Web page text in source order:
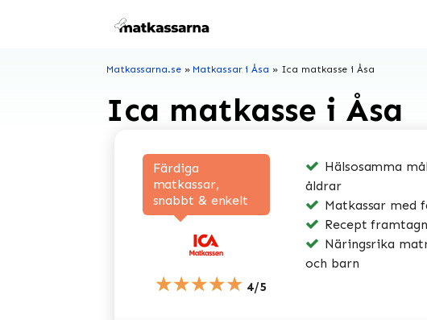
Matkassarna.se» Matkassar i Åsa » Ica matkasse i Åsa
Ica matkasse i Åsa
Färdiga
matkassar,
snabbt & enkelt
★★★★★ 4/5
Hälsosamma
åldrar
Matkassar med
Recept
Näringsrika
och barn